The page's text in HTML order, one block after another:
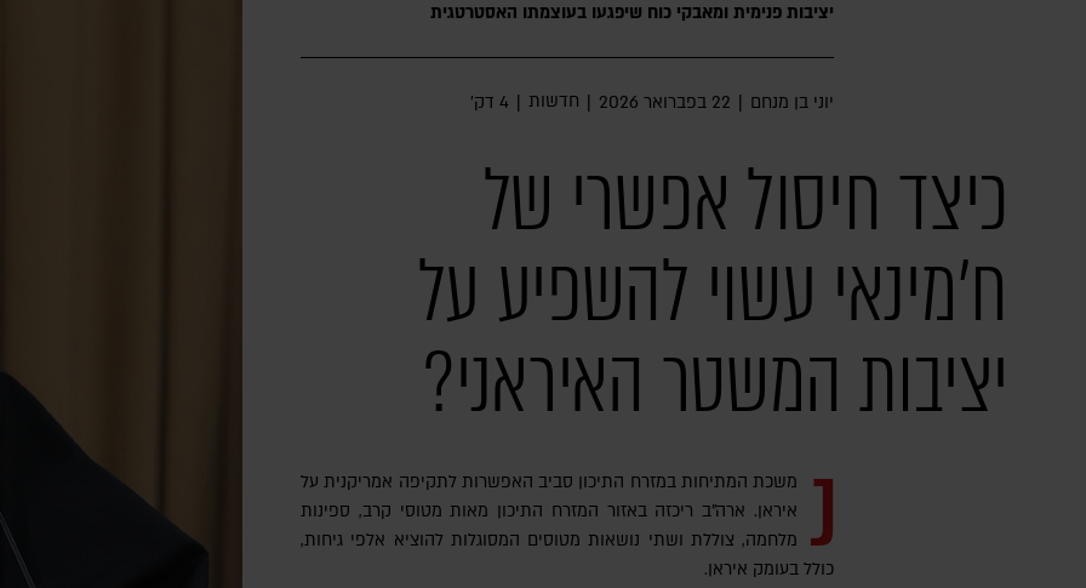
יציבות פנימית ומאבקי כוח שיפגעו בעוצמתו האסטרטגית
יוני בן מנחם | 22 בפברואר 2026 | חדשות | 4 דק׳
כיצד חיסול אפשרי של
ח'מינאי עשוי להשפיע על
יציבות המשטר האיראני?
נ
משכת המתיחות במזרח התיכון סביב האפשרות לתקיפה אמריקנית על
איראן. ארה"ב ריכזה באזור המזרח התיכון מאות מטוסי קרב, ספינות
מלחמה, צוללת ושתי נושאות מטוסים המסוגלות להוציא אלפי גיחות,
כולל בעומק איראן.